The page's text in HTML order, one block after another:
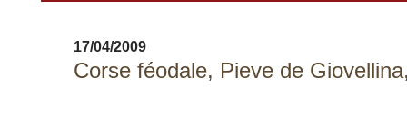
17/04/2009
Corse féodale, Pieve de